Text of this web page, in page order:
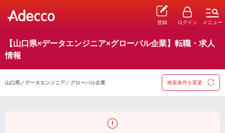
登録 ログイン メニュー
【山口県×データエンジニア×グローバル企業】転職・求人
情報
山口県／データエンジニア／グローバル企業 検索条件を変更